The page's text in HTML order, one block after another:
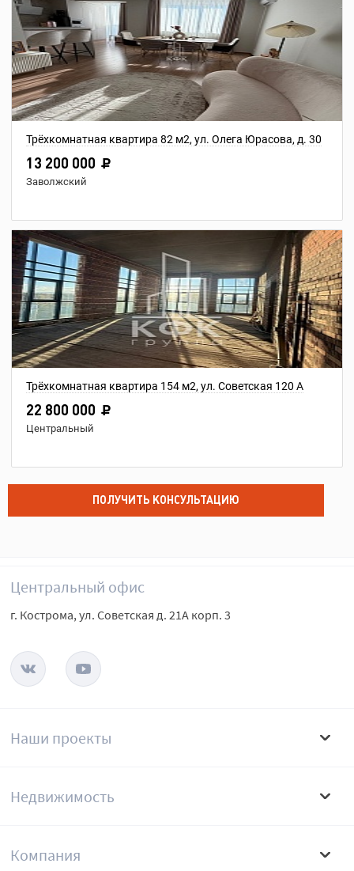
Трёхкомнатная квартира 82 м2, ул. Олега Юрасова, д. 30
13 200 000
Заволжский
Трёхкомнатная квартира 154 м2, ул. Советская 120 А
22 800 000
Центральный
ПОЛУЧИТЬ КОНСУЛЬТАЦИЮ
Наши проекты
Недвижимость
Компания
Центральный офис
г. Кострома, ул. Советская д. 21А корп. 3